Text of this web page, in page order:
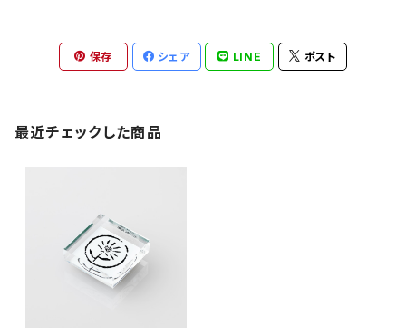
保存 シェア LINE ポスト
最近チェックした商品